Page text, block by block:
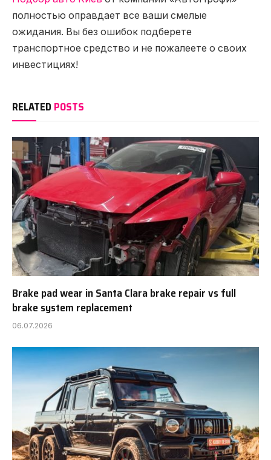
полностью оправдает все ваши смелые
ожидания. Вы без ошибок подберете
транспортное средство и не пожалеете о своих
инвестициях!
RELATED POSTS
Brake pad wear in Santa Clara brake repair vs full
brake system replacement
06.07.2026